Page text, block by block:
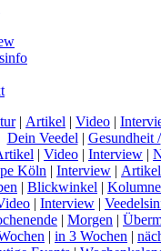
| Artikel | Video |
Dein Veedel | Gesundheit /
| Video | Interview |
Köln | Interview | Artikel
| Blickwinkel |
| Interview |
| Morgen |
| in 3 Wochen |